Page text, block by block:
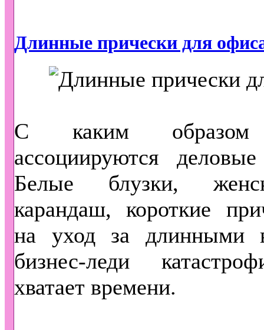
Длинные прически для
С каким
ассоциируются
Белые блузки,
карандаш, короткие
на уход за длинными
бизнес-леди
хватает времени.